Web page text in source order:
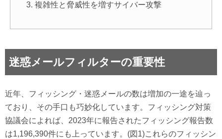
複雑性と脅威性を増すサイバー攻撃
迷惑メールフィルターの重要性
近年、フィッシング・迷惑メールの数は増加の一途を辿っ
ており、その手口も巧妙化しています。フィッシング対策
協議会によれば、2023年に報告されたフィッシング報告数
は1,196,390件にも上っています。(図1)これらのフィッシン